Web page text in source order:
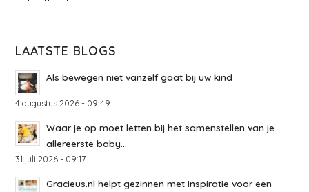
LAATSTE BLOGS
Als bewegen niet vanzelf gaat bij uw kind
4 augustus 2026 - 09:49
Waar je op moet letten bij het samenstellen van je
allereerste baby...
31 juli 2026 - 09:17
Gracieus.nl helpt gezinnen met inspiratie voor een